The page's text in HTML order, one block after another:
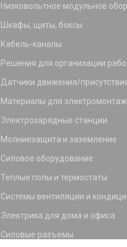
Низковольтное модульное
Шкафы, щиты, боксы
Кабель-каналы
Решения для организации
Датчики движения/
Материалы для
Электрозарядные станции
Молниезащита и заземление
Силовое оборудование
Теплые полы и термостаты
Системы вентиляции и
Электрика для дома и офиса
Силовые разъемы